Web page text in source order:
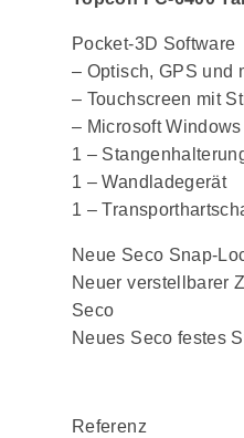
Pocket-3D Software
– Optisch, GPS und
– Touchscreen mit
– Microsoft
1 –
1 – Wandladegerät
1 –
Neue Seco Snap-
Neuer verstellbarer
Seco
Neues Seco festes
Referenz